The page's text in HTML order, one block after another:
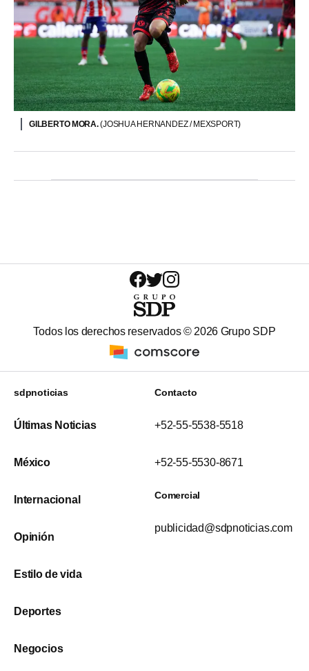
GILBERTO MORA.(JOSHUA HERNANDEZ / MEXSPORT)
Todos los derechos reservados ©2026 Grupo SDP
sdpnoticias
Últimas Noticias
México
Internacional
Opinión
Estilo de vida
Deportes
Negocios
Contacto
+52-55-5538-5518
+52-55-5530-8671
Comercial
publicidad@sdpnoticias.com